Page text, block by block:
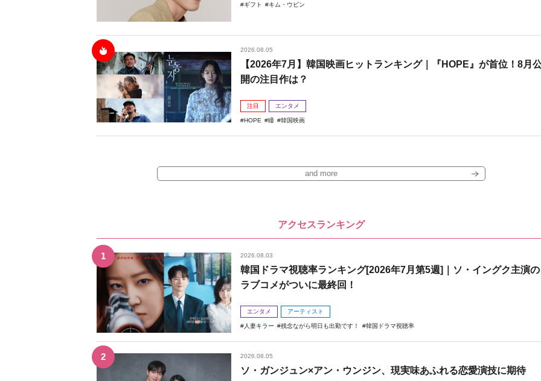
ギフト キム・ウビン
2026.08.05
【2026年7月】韓国映画ヒットランキング｜『HOPE』が首位！8月
開の注目作は？
注目 エンタメ
HOPE 瞳 韓国映画
and more
アクセスランキング
2026.08.03
韓国ドラマ視聴率ランキング[2026年7月第5週]｜ソ・イングク主演の
ラブコメがついに最終回！
エンタメ アーティスト
人妻キラー 残念ながら明日も出勤です！ 韓国ドラマ視聴率
2026.08.05
ソ・ガンジュン×アン・ウンジン、現実味あふれる恋愛演技に期待